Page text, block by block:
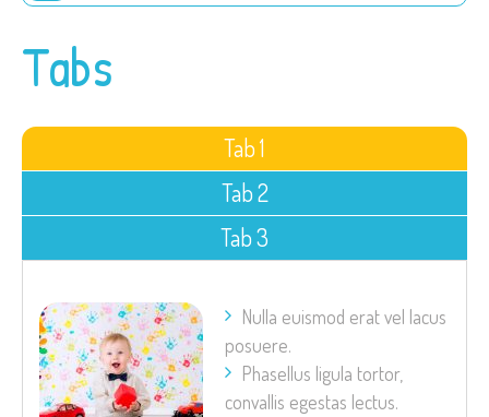
Tabs
Tab 1
Tab 2
Tab 3
Nulla euismod erat vel lacus
posuere.
Phasellus ligula tortor,
convallis egestas lectus.